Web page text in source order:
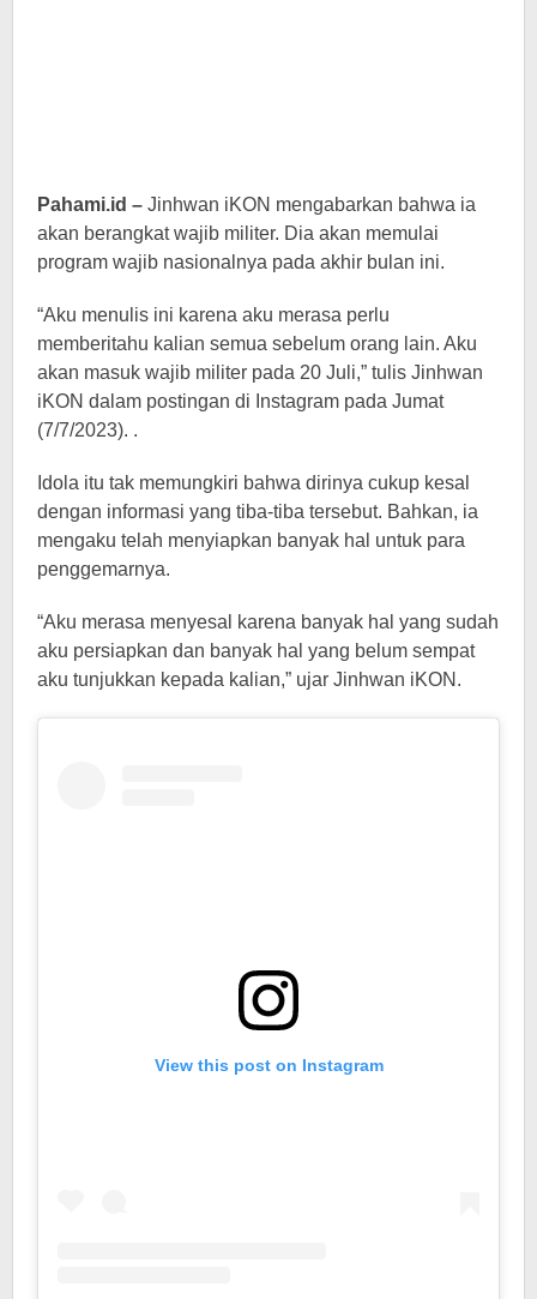
Pahami.id – Jinhwan iKON mengabarkan bahwa ia
akan berangkat wajib militer. Dia akan memulai
program wajib nasionalnya pada akhir bulan ini.
“Aku menulis ini karena aku merasa perlu
memberitahu kalian semua sebelum orang lain. Aku
akan masuk wajib militer pada 20 Juli,” tulis Jinhwan
iKON dalam postingan di Instagram pada Jumat
(7/7/2023). .
Idola itu tak memungkiri bahwa dirinya cukup kesal
dengan informasi yang tiba-tiba tersebut. Bahkan, ia
mengaku telah menyiapkan banyak hal untuk para
penggemarnya.
“Aku merasa menyesal karena banyak hal yang sudah
aku persiapkan dan banyak hal yang belum sempat
aku tunjukkan kepada kalian,” ujar Jinhwan iKON.
View this post on Instagram